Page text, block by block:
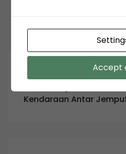
Related
Kendaraan Antar
Accept